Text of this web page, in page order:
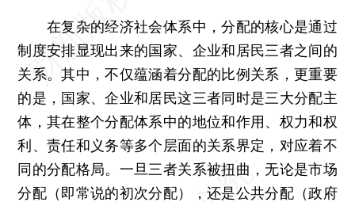
在复杂的经济社会体系中，分配的核心是通过
制度安排显现出来的国家、企业和居民三者之间的
关系。其中，不仅蕴涵着分配的比例关系，更重要
的是，国家、企业和居民这三者同时是三大分配主
体，其在整个分配体系中的地位和作用、权力和权
利、责任和义务等多个层面的关系界定，对应着不
同的分配格局。一旦三者关系被扭曲，无论是市场
分配（即常说的初次分配），还是公共分配（政府